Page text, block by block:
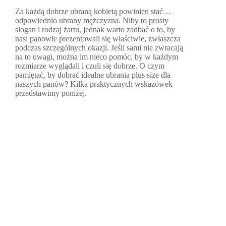
Za każdą dobrze ubraną kobietą powinien stać…
odpowiednio ubrany mężczyzna. Niby to prosty
slogan i rodzaj żartu, jednak warto zadbać o to, by
nasi panowie prezentowali się właściwie, zwłaszcza
podczas szczególnych okazji. Jeśli sami nie zwracają
na to uwagi, można im nieco pomóc, by w każdym
rozmiarze wyglądali i czuli się dobrze. O czym
pamiętać, by dobrać idealne ubrania plus size dla
naszych panów? Kilka praktycznych wskazówek
przedstawimy poniżej.